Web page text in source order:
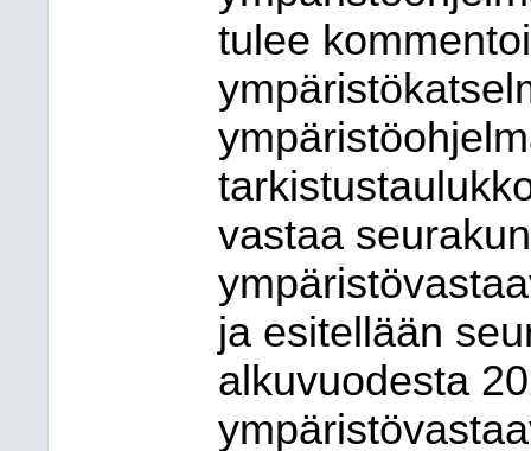
tulee
vastaa
ja esitellään
alkuvuodesta